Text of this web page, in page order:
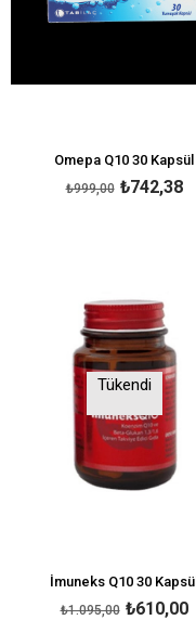
Omepa Q10 30 Kapsül
₺742,38
₺999,00
Tükendi
İmuneks Q10 30 Kapsül
₺610,00
₺1.095,00